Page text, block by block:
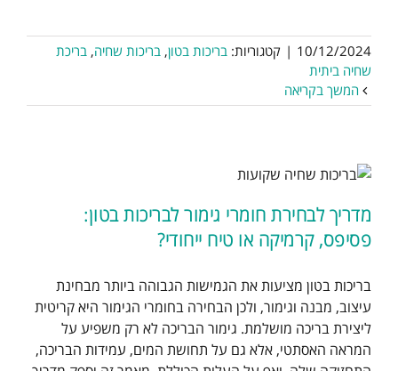
10/12/2024
| קטגוריות: בריכות בטון, בריכות שחיה, בריכת
שחיה ביתית
המשך בקריאה
מדריך לבחירת חומרי גימור לבריכות בטון:
פסיפס, קרמיקה או טיח ייחודי?
בריכות בטון מציעות את הגמישות הגבוהה ביותר מבחינת
עיצוב, מבנה וגימור, ולכן הבחירה בחומרי הגימור היא קריטית
ליצירת בריכה מושלמת. גימור הבריכה לא רק משפיע על
המראה האסתטי, אלא גם על תחושת המים, עמידות הבריכה,